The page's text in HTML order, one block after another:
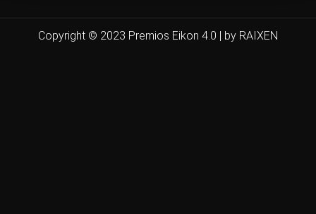
Copyright © 2023 Premios Eikon 4.0 | by RAIXEN